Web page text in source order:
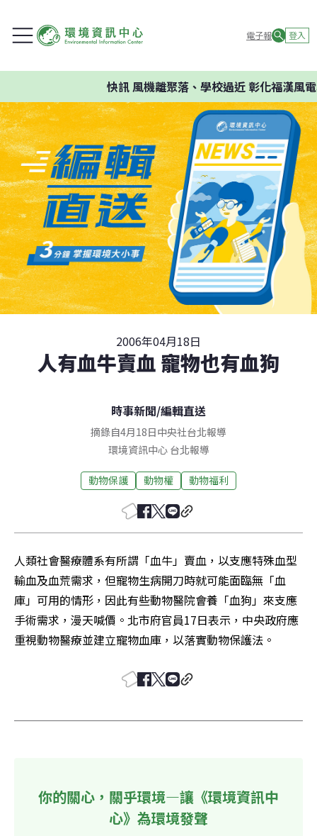
電子報 登入
快訊風機離聚落、學校過近 彰化福漢風電
2006年04月18日
人有血牛賣血 寵物也有血狗
時事新聞/編輯直送
摘錄自4月18日中央社台北報導
環境資訊中心 台北報導
動物保護 動物權 動物福利
人類社會醫療體系有所謂「血牛」賣血，以支應特殊血型
輸血及血荒需求，但寵物生病開刀時就可能面臨無「血
庫」可用的情形，因此有些動物醫院會養「血狗」來支應
手術需求，漫天喊價。北市府官員17日表示，中央政府應
重視動物醫療並建立寵物血庫，以落實動物保護法。
你的關心，關乎環境—讓《環境資訊中
心》為環境發聲